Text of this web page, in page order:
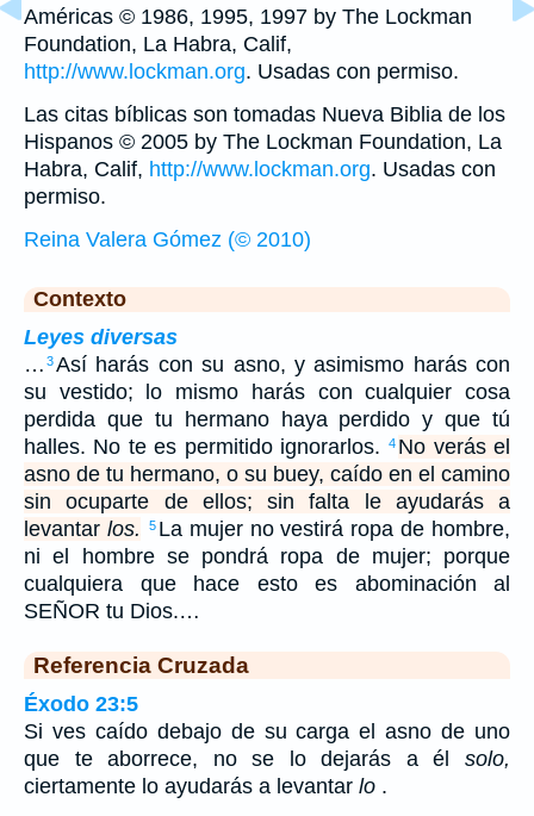
Américas © 1986, 1995, 1997 by The Lockman
Foundation, La Habra, Calif,
http://www.lockman.org. Usadas con permiso.
Las citas bíblicas son tomadas Nueva Biblia de los
Hispanos © 2005 by The Lockman Foundation, La
Habra, Calif, http://www.lockman.org. Usadas con
permiso.
Reina Valera Gómez (© 2010)
Contexto
Leyes diversas
… 3Así harás con su asno, y asimismo harás con
su vestido; lo mismo harás con cualquier cosa
perdida que tu hermano haya perdido y que tú
halles. No te es permitido ignorarlos.
4 No verás el
asno de tu hermano, o su buey, caído en el camino
sin ocuparte de ellos; sin falta le ayudarás a
levantar los. 5 La mujer no vestirá ropa de hombre,
ni el hombre se pondrá ropa de mujer; porque
cualquiera que hace esto es abominación al
SEÑOR tu Dios.…
Referencia Cruzada
Éxodo 23:5
Si ves caído debajo de su carga el asno de uno
que te aborrece, no se lo dejarás a él solo,
ciertamente lo ayudarás a levantar lo .